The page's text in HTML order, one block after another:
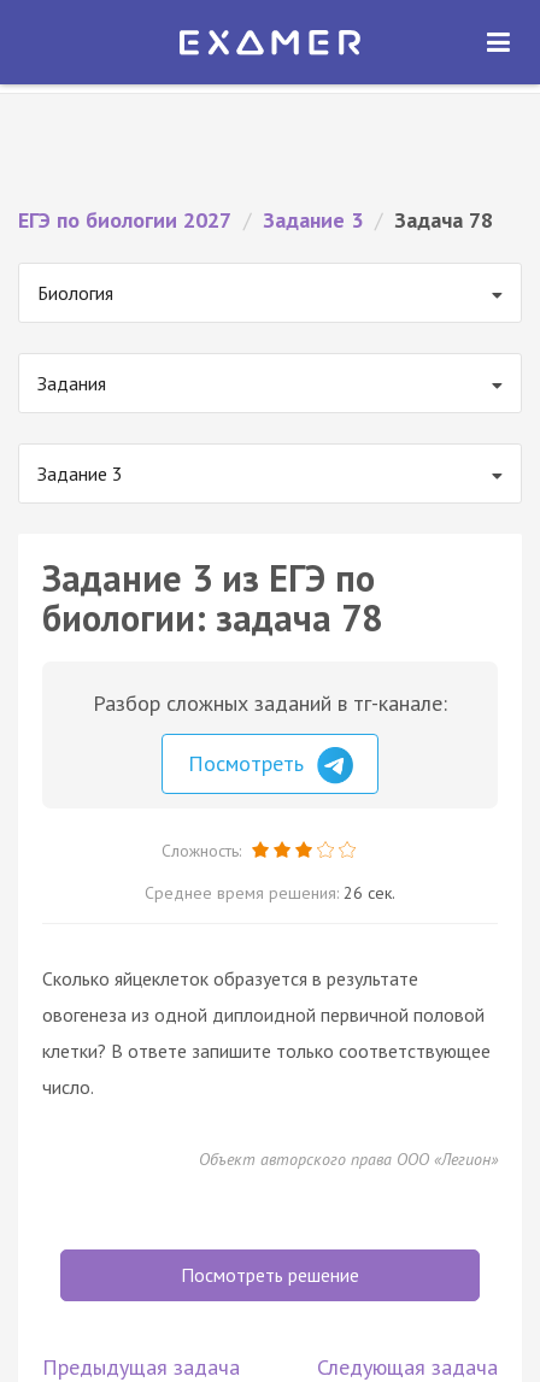
Экзамер — ЕГЭ 2027
ОТКРЫТЬ
ЕГЭ по биологии 2027 / Задание 3 / Задача 78
Биология
Задания
Задание 3
Задание 3 из ЕГЭ по
биологии: задача 78
Разбор сложных заданий в тг-канале:
Посмотреть
Сложность:
Среднее время решения: 26 сек.
Сколько яйцеклеток образуется в результате
овогенеза из одной диплоидной первичной половой
клетки? В ответе запишите только соответствующее
число.
Объект авторского права ООО «Легион»
Посмотреть решение
Предыдущая задача Следующая задача